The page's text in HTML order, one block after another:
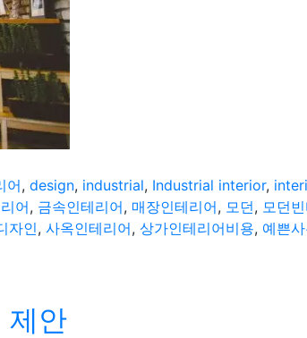
어, design, industrial, Industrial interior,
어, 금속인테리어, 매장인테리어, 모던, 모던
자인, 사옥인테리어, 상가인테리어비용, 예쁜
제안